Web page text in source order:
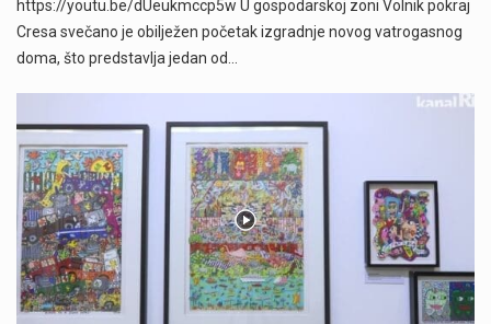
https://youtu.be/dUeukmccp5w U gospodarskoj zoni Volnik pokraj
Cresa svečano je obilježen početak izgradnje novog vatrogasnog
doma, što predstavlja jedan od…